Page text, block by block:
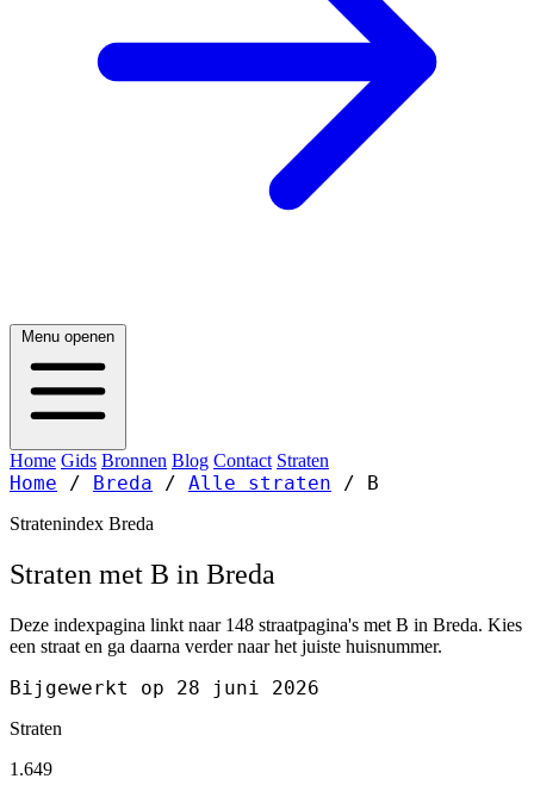
Menu openen
Home Gids Bronnen Blog Contact Straten
Home / Breda / Alle straten / B
Stratenindex Breda
Straten met B in Breda
Deze indexpagina linkt naar 148 straatpagina's met B in Breda. Kies
een straat en ga daarna verder naar het juiste huisnummer.
Bijgewerkt op 28 juni 2026
Straten
1.649